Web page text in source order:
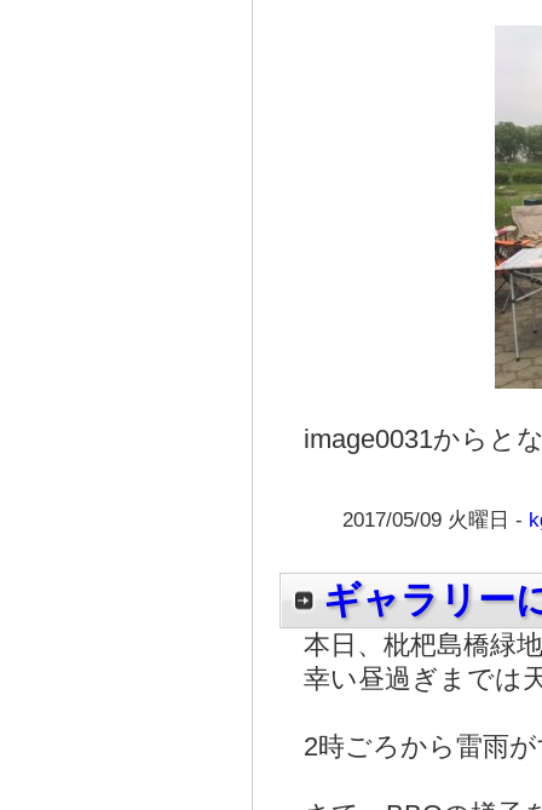
image0031からと
2017/05/09 火曜日 -
ギャラリー
本日、枇杷島橋緑
幸い昼過ぎまでは
2時ごろから雷雨